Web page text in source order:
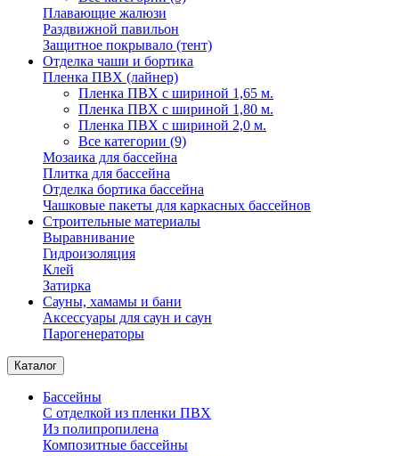
Плавающие жалюзи
Раздвижной павильон
Защитное покрывало (тент)
Отделка чаши и бортика
Пленка ПВХ (лайнер)
Пленка ПВХ с шириной 1,65 м.
Пленка ПВХ с шириной 1,80 м.
Пленка ПВХ с шириной 2,0 м.
Все категории (9)
Мозаика для бассейна
Плитка для бассейна
Отделка бортика бассейна
Чашковые пакеты для каркасных бассейнов
Строительные материалы
Выравнивание
Гидроизоляция
Клей
Затирка
Сауны, хамамы и бани
Аксессуары для саун и саун
Парогенераторы
Каталог
Бассейны
С отделкой из пленки ПВХ
Из полипропилена
Композитные бассейны